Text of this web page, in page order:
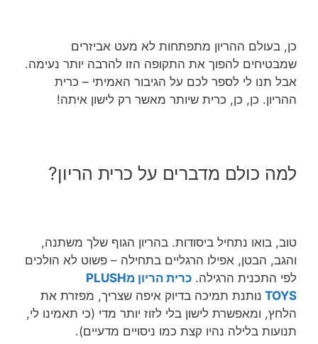
כן, בעולם ההריון מתפתחות לא מעט אביזרים
שמבטיחים להפוך את התקופה הזו להרבה יותר נעימה.
אבל תנו לי לספר לכם על הגיבור האמיתי – כרית
ההריון. כן, כן, כרית שיותר מאשר רק לישון איתה!
למה כולם מדברים על כרית הריון?
טוב, בואו נתחיל ביסודות. בהריון הגוף שלך משתנה,
והגב, הבטן, אפילו הרגליים בתחילה – פשוט לא הולכים
לפי התכנית הרגילה.
כרית הריון מPLUSH
TOYS נותנת תמיכה בדיוק איפה שצריך, מפזרת את
הלחץ, ומאפשרת לישון בלי לזוז יותר מדי (כי תאמינו לי,
תנועות בלילה נהיו קצת כמו ניסויים מדעיים).